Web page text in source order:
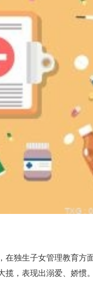
独生子女管理教育方
，表现出溺爱、娇惯